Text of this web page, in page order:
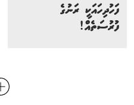
ފަހުދިހައަކީ ރަނުގެ
ފުރުސަތެއް!